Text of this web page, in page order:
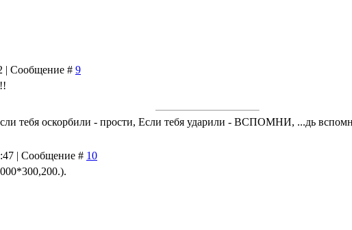
| Сообщение # 9
тебя оскорбили - прости, Если тебя ударили - ВСПОМНИ, ...дь
| Сообщение # 10